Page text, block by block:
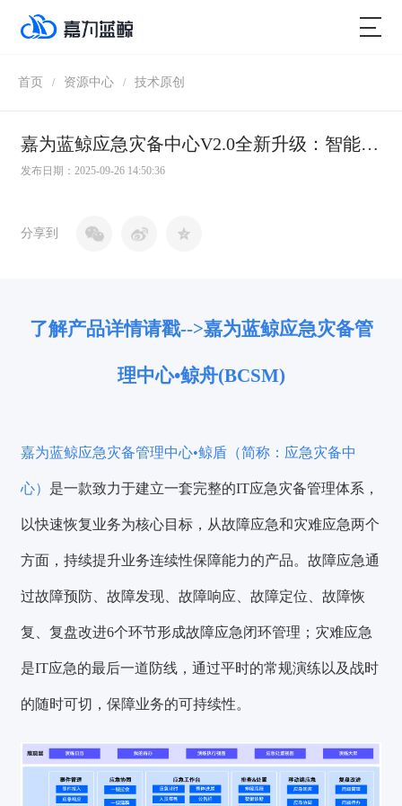
首页 / 资源中心 / 技术原创
嘉为蓝鲸应急灾备中心V2.0全新升级：智能故障排查定位，应急全流程打通，应急效率与体验全面革新
发布日期：2025-09-26 14:50:36
分享到
了解产品详情请戳-->嘉为蓝鲸应急灾备管
理中心•鲸舟(BCSM)
嘉为蓝鲸应急灾备管理中心•鲸盾（简称：应急灾备中
心） 是一款致力于建立一套完整的IT应急灾备管理体系，
以快速恢复业务为核心目标，从故障应急和灾难应急两个
方面，持续提升业务连续性保障能力的产品。故障应急通
过故障预防、故障发现、故障响应、故障定位、故障恢
复、复盘改进6个环节形成故障应急闭环管理；灾难应急
是IT应急的最后一道防线，通过平时的常规演练以及战时
的随时可切，保障业务的可持续性。